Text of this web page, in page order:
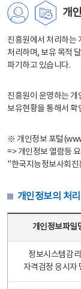
개
진흥원에서 처리하는
처리하며, 보유 목적
파기하고 있습니다.
진흥원이 운영하는
보유현황을 통해서 확
※ 개인정보 포털
=> 개인정보 열람등
"한국지능정보사회진
개인정보의 처
개인정보파일
정보시스템감
자격검정 응시자